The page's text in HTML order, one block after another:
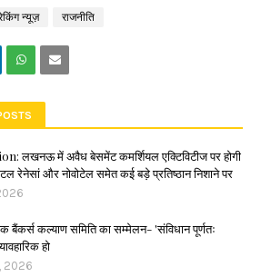
न्यूज़ राजनीति
लखनऊ में अवैध बेसमेंट कमर्शियल एक्टिविटीज पर होगी
रेनेसां और नोवोटेल समेत कई बड़े प्रतिष्ठान निशाने पर
बैंकर्स कल्याण समिति का सम्मेलन- 'संविधान पूर्णतः
हो
2026